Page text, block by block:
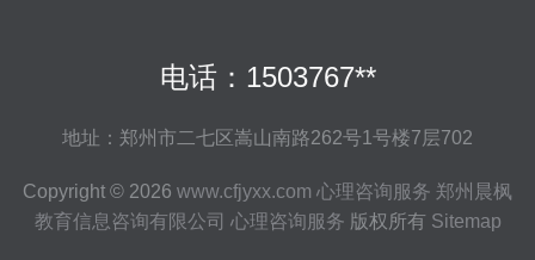
电话：1503767**
地址：郑州市二七区嵩山南路262号1号楼7层702
Copyright © 2026 www.cfjyxx.com 心理咨询服务 郑州晨枫
教育信息咨询有限公司 心理咨询服务 版权所有 Sitemap